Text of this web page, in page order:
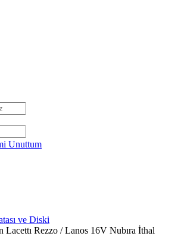
Unuttum
ve Diski
Lacettı Rezzo / Lanos 16V Nubıra İthal